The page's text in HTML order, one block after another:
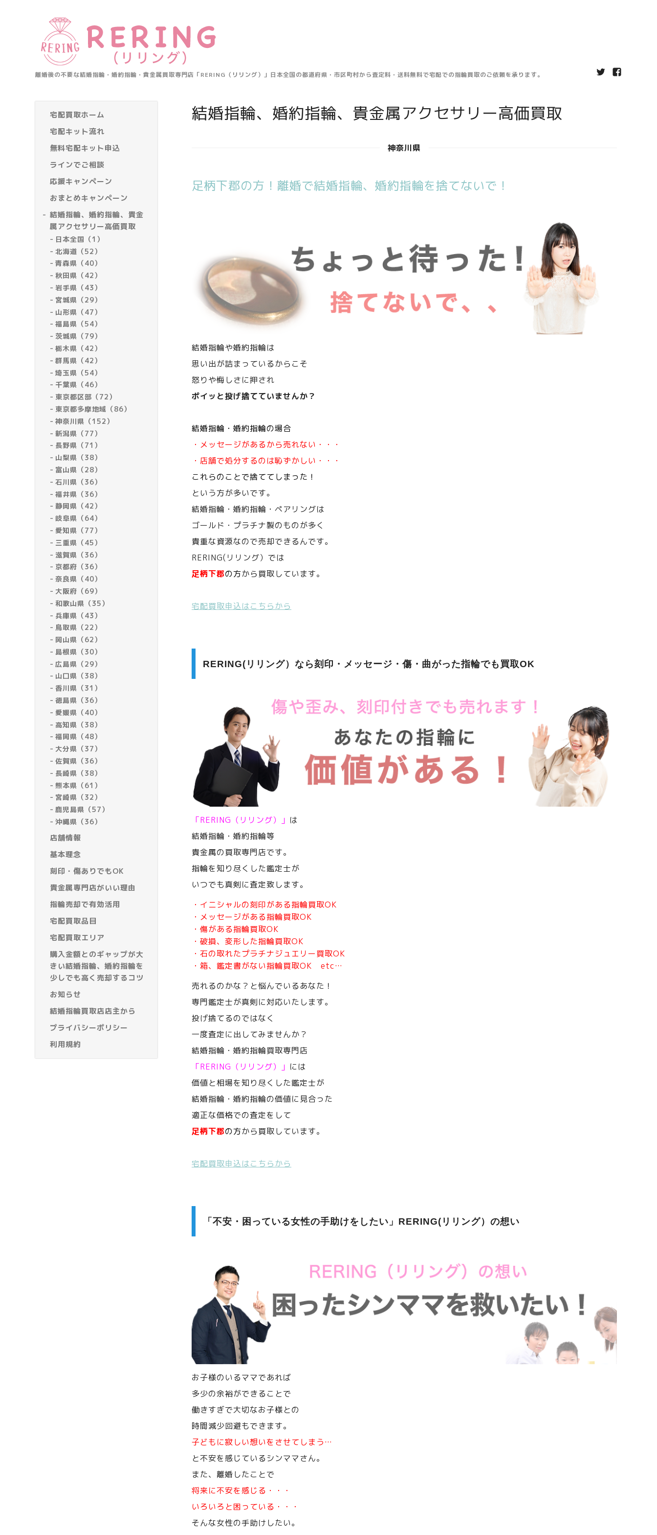
離婚後の不要な結婚指輪・婚約指輪・貴金属買取専門店「RERING（リリング）」日本全国の都道府県・市区町村から査定料・送料無料で宅配での指輪買取のご依頼を承ります。
宅配買取ホーム
宅配キット流れ
無料宅配キット申込
ラインでご相談
応援キャンペーン
おまとめキャンペーン
結婚指輪、婚約指輪、貴金
属アクセサリー高価買取
日本全国（1）
北海道（52）
青森県（40）
秋田県（42）
岩手県（43）
宮城県（29）
山形県（47）
福島県（54）
茨城県（79）
栃木県（42）
群馬県（42）
埼玉県（54）
千葉県（46）
東京都区部（72）
東京都多摩地域（86）
神奈川県（152）
新潟県（77）
長野県（71）
山梨県（38）
富山県（28）
石川県（36）
福井県（36）
静岡県（42）
岐阜県（64）
愛知県（77）
三重県（45）
滋賀県（36）
京都府（36）
奈良県（40）
大阪府（69）
和歌山県（35）
兵庫県（43）
鳥取県（22）
岡山県（62）
島根県（30）
広島県（29）
山口県（38）
香川県（31）
徳島県（36）
愛媛県（40）
高知県（38）
福岡県（48）
大分県（37）
佐賀県（36）
長崎県（38）
熊本県（61）
宮崎県（32）
鹿児島県（57）
沖縄県（36）
店舗情報
基本理念
刻印・傷ありでもOK
貴金属専門店がいい理由
指輪売却で有効活用
宅配買取品目
宅配買取エリア
購入金額とのギャップが大
きい結婚指輪、婚約指輪を
少しでも高く売却するコツ
お知らせ
結婚指輪買取店店主から
プライバシーポリシー
利用規約
結婚指輪、婚約指輪、貴金属アクセサリー高価買取
神奈川県
足柄下郡の方！離婚で結婚指輪、婚約指輪を捨てないで！
結婚指輪や婚約指輪は
思い出が詰まっているからこそ
怒りや悔しさに押され
ポイッと投げ捨てていませんか？
結婚指輪・婚約指輪の場合
・メッセージがあるから売れない・・・
・店舗で処分するのは恥ずかしい・・・
これらのことで捨ててしまった！
という方が多いです。
結婚指輪・婚約指輪・ペアリングは
ゴールド・プラチナ製のものが多く
貴重な資源なので売却できるんです。
RERING(リリング）では
足柄下郡の方から買取しています。
宅配買取申込はこちらから
RERING(リリング）なら刻印・メッセージ・傷・曲がった指輪でも買取OK
「RERING（リリング）」 は
結婚指輪・婚約指輪等
貴金属の買取専門店です。
指輪を知り尽くした鑑定士が
いつでも真剣に査定致します。
・イニシャルの刻印がある指輪買取OK
・メッセージがある指輪買取OK
・傷がある指輪買取OK
・破損、変形した指輪買取OK
・石の取れたプラチナジュエリー買取OK
・箱、鑑定書がない指輪買取OK etc…
売れるのかな？と悩んでいるあなた！
専門鑑定士が真剣に対応いたします。
投げ捨てるのではなく
一度査定に出してみませんか？
結婚指輪・婚約指輪買取専門店
「RERING（リリング）」 には
価値と相場を知り尽くした鑑定士が
結婚指輪・婚約指輪の価値に見合った
適正な価格での査定をして
足柄下郡の方から買取しています。
宅配買取申込はこちらから
「不安・困っている女性の手助けをしたい」RERING(リリング）の想い
お子様のいるママであれば
多少の余裕ができることで
働きすぎで大切なお子様との
時間減少回避もできます。
子どもに寂しい想いをさせてしまう…
と不安を感じているシンママさん。
また、離婚したことで
将来に不安を感じる・・・
いろいろと困っている・・・
そんな女性の手助けしたい。